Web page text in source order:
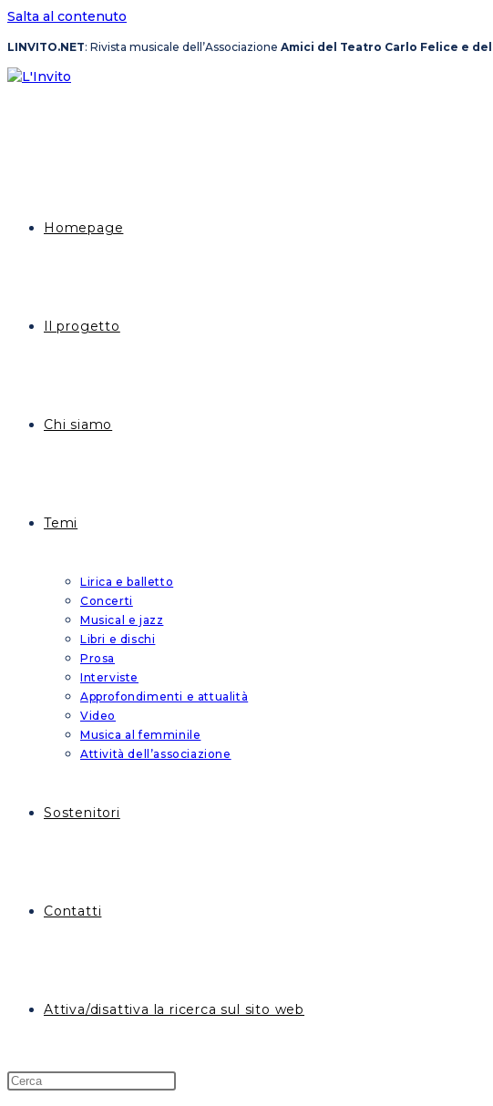
Salta al contenuto
LINVITO.NET: Rivista musicale dell’Associazione Amici del Teatro Carlo Felice e
Homepage
Il progetto
Chi siamo
Temi
Lirica e balletto
Concerti
Musical e jazz
Libri e dischi
Prosa
Interviste
Approfondimenti e attualità
Video
Musica al femminile
Attività dell’associazione
Sostenitori
Contatti
Attiva/disattiva la ricerca sul sito web